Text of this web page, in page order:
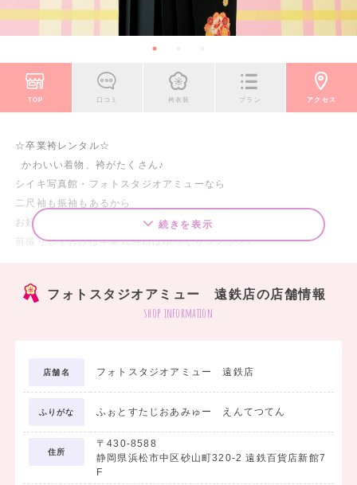
TOP 口コミ 袴衣装 プラン アクセス
☆卒業袴レンタル☆
かわいい着物、袴がたくさん♪
シイキ写真館・フォトスタジオアミューなら
二尺袖も振袖もあるから
お好きな色・柄のお着物と袴を自由に組み合わせ！
前撮りしておけば卒業式当日はゆっくりラクラク♪
撮影時ヘアメイク・着付け
成人式当日衣裳 無料
※お写真代・当日美容はパックに含まれておりません
続きを表示
フォトスタジオアミュー 遠鉄店の店舗情報
shop information
店舗名 フォトスタジオアミュー 遠鉄店
ふりがな ふぉとすたじおあみゅー えんてつてん
住所
〒430-8588
静岡県浜松市中区砂山町320-2 遠鉄百貨店新館7
F